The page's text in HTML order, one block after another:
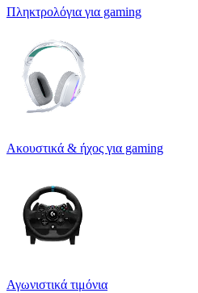
Πληκτρολόγια για gaming
Ακουστικά & ήχος για gaming
Αγωνιστικά τιμόνια